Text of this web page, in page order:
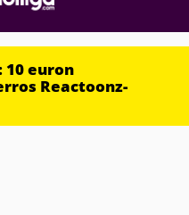
euron
Reactoonz-